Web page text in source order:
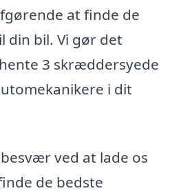
at finde de
din bil. Vi gør det
3 skræddersyede
i dit
ved at lade os
de bedste